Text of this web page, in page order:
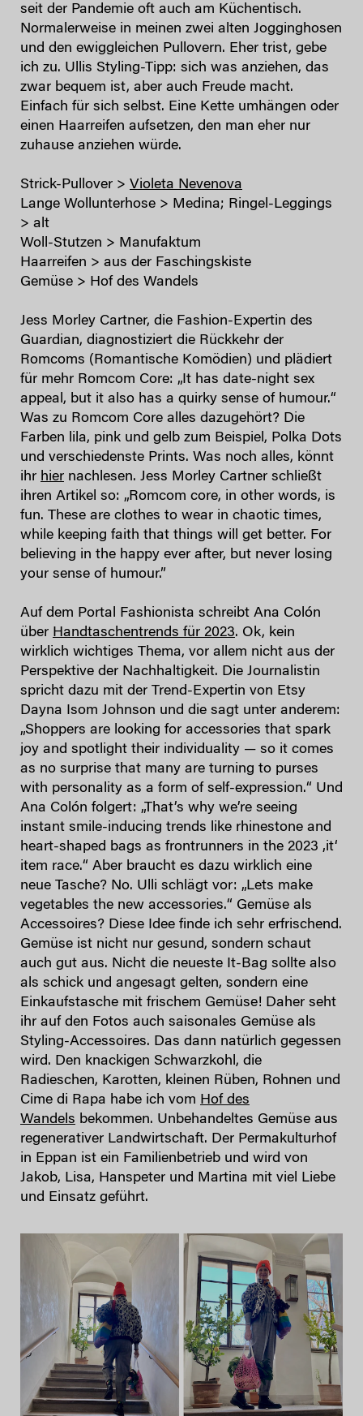
seit der Pandemie oft auch am Küchentisch.
Normalerweise in meinen zwei alten Jogginghosen
und den ewiggleichen Pullovern. Eher trist, gebe
ich zu. Ullis Styling-Tipp: sich was anziehen, das
zwar bequem ist, aber auch Freude macht.
Einfach für sich selbst. Eine Kette umhängen oder
einen Haarreifen aufsetzen, den man eher nur
zuhause anziehen würde.
Strick-Pullover > Violeta Nevenova
Lange Wollunterhose > Medina; Ringel-Leggings
> alt
Woll-Stutzen > Manufaktum
Haarreifen > aus der Faschingskiste
Gemüse > Hof des Wandels
Jess Morley Cartner, die Fashion-Expertin des
Guardian, diagnostiziert die Rückkehr der
Romcoms (Romantische Komödien) und plädiert
für mehr Romcom Core: „It has date-night sex
appeal, but it also has a quirky sense of humour.“
Was zu Romcom Core alles dazugehört? Die
Farben lila, pink und gelb zum Beispiel, Polka Dots
und verschiedenste Prints. Was noch alles, könnt
ihr hier nachlesen. Jess Morley Cartner schließt
ihren Artikel so: „Romcom core, in other words, is
fun. These are clothes to wear in chaotic times,
while keeping faith that things will get better. For
believing in the happy ever after, but never losing
your sense of humour.”
Auf dem Portal Fashionista schreibt Ana Colón
über Handtaschentrends für 2023. Ok, kein
wirklich wichtiges Thema, vor allem nicht aus der
Perspektive der Nachhaltigkeit. Die Journalistin
spricht dazu mit der Trend-Expertin von Etsy
Dayna Isom Johnson und die sagt unter anderem:
„Shoppers are looking for accessories that spark
joy and spotlight their individuality — so it comes
as no surprise that many are turning to purses
with personality as a form of self-expression.“ Und
Ana Colón folgert: „That’s why we’re seeing
instant smile-inducing trends like rhinestone and
heart-shaped bags as frontrunners in the 2023 ‚it‘
item race.“ Aber braucht es dazu wirklich eine
neue Tasche? No. Ulli schlägt vor: „Lets make
vegetables the new accessories.“ Gemüse als
Accessoires? Diese Idee finde ich sehr erfrischend.
Gemüse ist nicht nur gesund, sondern schaut
auch gut aus. Nicht die neueste It-Bag sollte also
als schick und angesagt gelten, sondern eine
Einkaufstasche mit frischem Gemüse! Daher seht
ihr auf den Fotos auch saisonales Gemüse als
Styling-Accessoires. Das dann natürlich gegessen
wird. Den knackigen Schwarzkohl, die
Radieschen, Karotten, kleinen Rüben, Rohnen und
Cime di Rapa habe ich vom Hof des
Wandels bekommen. Unbehandeltes Gemüse aus
regenerativer Landwirtschaft. Der Permakulturhof
in Eppan ist ein Familienbetrieb und wird von
Jakob, Lisa, Hanspeter und Martina mit viel Liebe
und Einsatz geführt.